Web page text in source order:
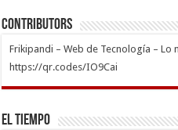
Contributors
Frikipandi – Web de Tecnología – Lo
https://qr.codes/IO9Cai
El Tiempo